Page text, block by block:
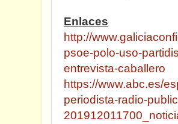
Enlaces
http://
psoe-polo-uso-
entrevista-caballero
https://www.abc.es/
periodista-radio-